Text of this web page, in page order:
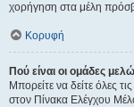
χορήγηση στα μέλη
Κορυφή
Πού είναι οι ομάδες
Μπορείτε να δείτε όλες
στον Πίνακα Ελέγχου